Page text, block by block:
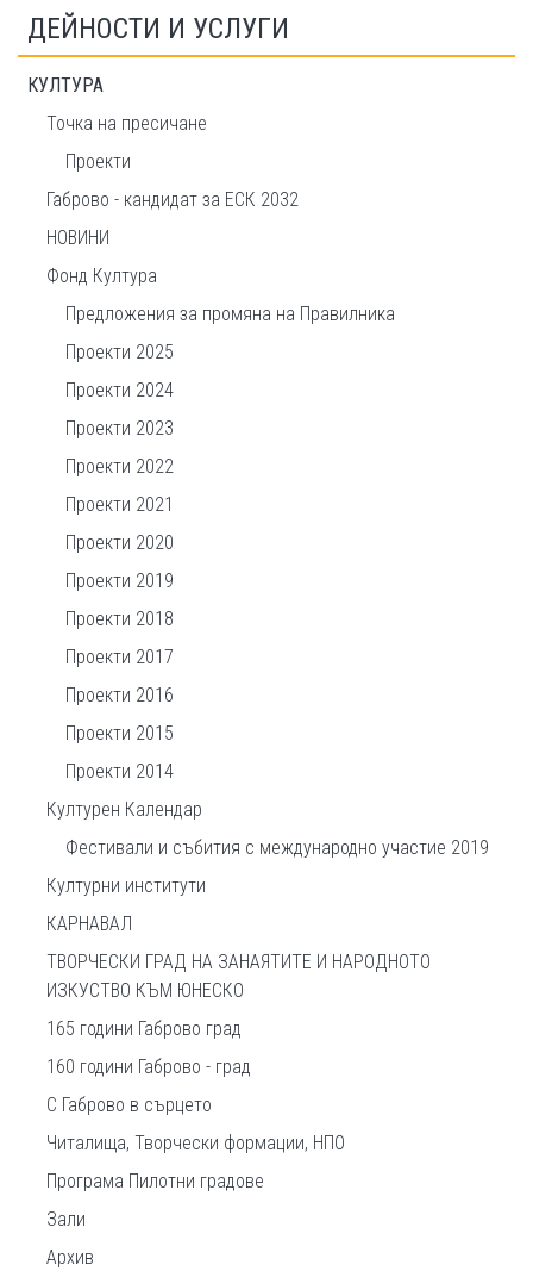
ДЕЙНОСТИ И УСЛУГИ
КУЛТУРА
Точка на пресичане
Проекти
Габрово - кандидат за ЕСК 2032
НОВИНИ
Фонд Култура
Предложения за промяна на Правилника
Проекти 2025
Проекти 2024
Проекти 2023
Проекти 2022
Проекти 2021
Проекти 2020
Проекти 2019
Проекти 2018
Проекти 2017
Проекти 2016
Проекти 2015
Проекти 2014
Културен Календар
Фестивали и събития с международно участие 2019
Културни институти
КАРНАВАЛ
ТВОРЧЕСКИ ГРАД НА ЗАНАЯТИТЕ И НАРОДНОТО
ИЗКУСТВО КЪМ ЮНЕСКО
165 години Габрово град
160 години Габрово - град
С Габрово в сърцето
Читалища, Творчески формации, НПО
Програма Пилотни градове
Зали
Архив